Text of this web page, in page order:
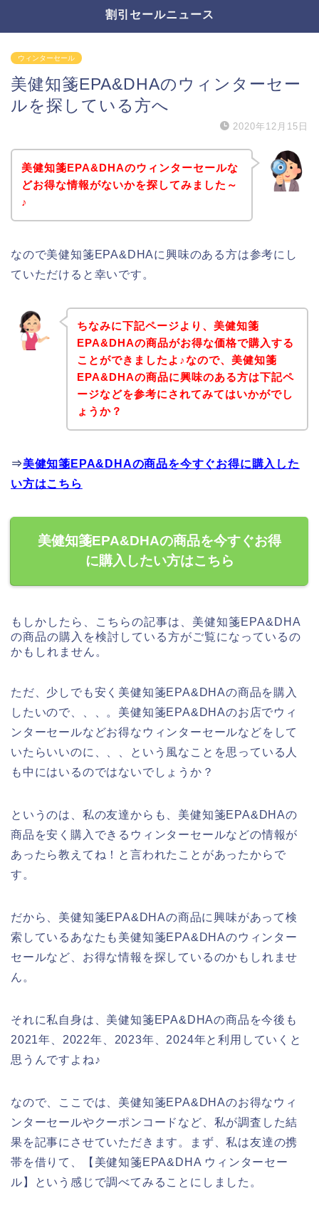
割引セールニュース
ウィンターセール
美健知箋EPA&DHAのウィンターセー
ルを探している方へ
2020年12月15日
美健知箋EPA&DHAのウィンターセールな
どお得な情報がないかを探してみました～
♪
なので美健知箋EPA&DHAに興味のある方は参考にし
ていただけると幸いです。
ちなみに下記ページより、美健知箋
EPA&DHAの商品がお得な価格で購入する
ことができましたよ♪なので、美健知箋
EPA&DHAの商品に興味のある方は下記ペ
ージなどを参考にされてみてはいかがでし
ょうか？
⇒美健知箋EPA&DHAの商品を今すぐお得に購入した
い方はこちら
美健知箋EPA&DHAの商品を今すぐお得
に購入したい方はこちら
もしかしたら、こちらの記事は、美健知箋EPA&DHA
の商品の購入を検討している方がご覧になっているの
かもしれません。
ただ、少しでも安く美健知箋EPA&DHAの商品を購入
したいので、、、。美健知箋EPA&DHAのお店でウィ
ンターセールなどお得なウィンターセールなどをして
いたらいいのに、、、という風なことを思っている人
も中にはいるのではないでしょうか？
というのは、私の友達からも、美健知箋EPA&DHAの
商品を安く購入できるウィンターセールなどの情報が
あったら教えてね！と言われたことがあったからで
す。
だから、美健知箋EPA&DHAの商品に興味があって検
索しているあなたも美健知箋EPA&DHAのウィンター
セールなど、お得な情報を探しているのかもしれませ
ん。
それに私自身は、美健知箋EPA&DHAの商品を今後も
2021年、2022年、2023年、2024年と利用していくと
思うんですよね♪
なので、ここでは、美健知箋EPA&DHAのお得なウィ
ンターセールやクーポンコードなど、私が調査した結
果を記事にさせていただきます。まず、私は友達の携
帯を借りて、【美健知箋EPA&DHA ウィンターセー
ル】という感じで調べてみることにしました。